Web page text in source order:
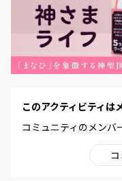
このアクティビティは
コミュニティのメンバ